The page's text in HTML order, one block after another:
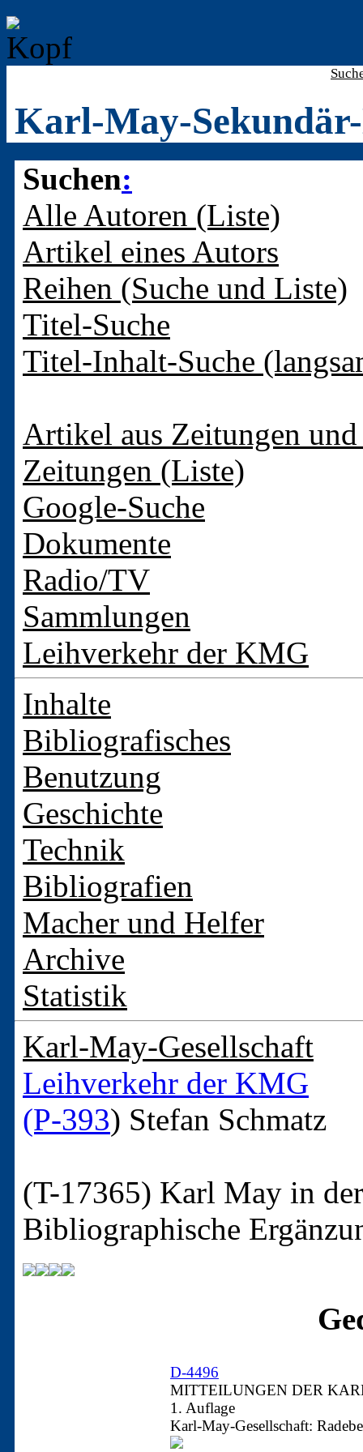
Karl-May-
Suchen:
Alle Autoren (Liste)
Artikel eines Autors
Reihen (Suche und Liste)
Titel-Suche
Titel-Inhalt-Suche
Artikel aus Zeitungen
Zeitungen (Liste)
Google-Suche
Dokumente
Radio/TV
Sammlungen
Leihverkehr der KMG
Inhalte
Bibliografisches
Benutzung
Geschichte
Technik
Bibliografien
Macher und Helfer
Archive
Statistik
Karl-May-Gesellschaft
Leihverkehr der KMG
(P-393) Stefan Schmatz
(T-17365) Karl May in
Bibliographische
D-4496
MITTEILUNGEN DER
1. Auflage
Karl-May-Gesellschaft: